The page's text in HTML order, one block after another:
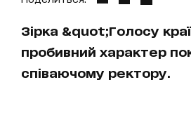
Зірка &quot;Голосу
пробивний характер
співаючому ректору.